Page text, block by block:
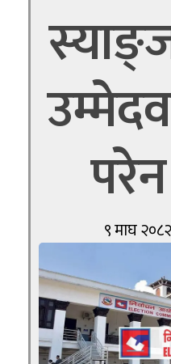
९ माघ